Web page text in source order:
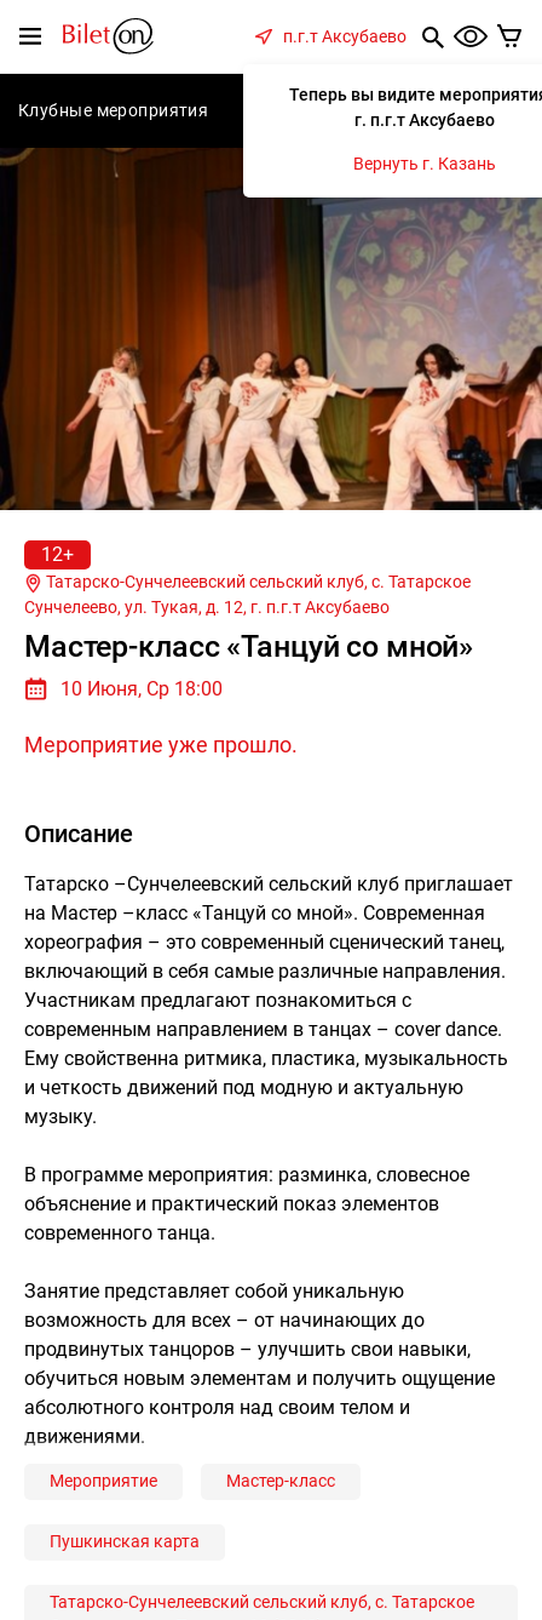
Меню
п.г.т Аксубаево
Теперь вы видите
г. п.г.т Аксубаево
Вернуть г. Казань
Клубные мероприятия Концерты Спектакли
12+
Сунчелеево, ул. Тукая, д. 12, г. п.г.т Аксубаево
Мастер-класс «Танцуй со мной»
10 Июня, Ср 18:00
Мероприятие уже прошло.
Описание
Татарско –Сунчелеевский сельский клуб приглашает
на Мастер –класс «Танцуй со мной». Современная
хореография – это современный сценический танец,
включающий в себя самые различные направления.
Участникам предлагают познакомиться с
современным направлением в танцах – cover dance.
Ему свойственна ритмика, пластика, музыкальность
и четкость движений под модную и актуальную
музыку.
В программе мероприятия: разминка, словесное
объяснение и практический показ элементов
современного танца.
Занятие представляет собой уникальную
возможность для всех – от начинающих до
продвинутых танцоров – улучшить свои навыки,
обучиться новым элементам и получить ощущение
абсолютного контроля над своим телом и
движениями.
Мероприятие Мастер-класс
Пушкинская карта
Татарско-Сунчелеевский сельский клуб, с. Татарское